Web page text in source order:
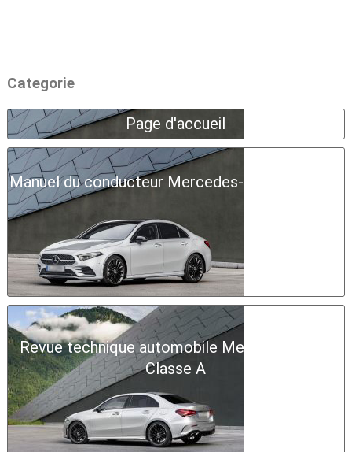
Categorie
Page d'accueil
Manuel du conducteur Mercedes-Benz Classe A
Revue technique automobile Mercedes-Benz
Classe A